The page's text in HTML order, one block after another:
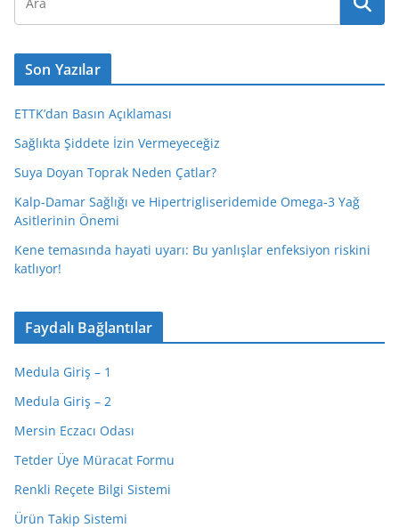
Son Yazılar
ETTK’dan Basın Açıklaması
Sağlıkta Şiddete İzin Vermeyeceğiz
Suya Doyan Toprak Neden Çatlar?
Kalp-Damar Sağlığı ve Hipertrigliseridemide Omega-3 Yağ
Asitlerinin Önemi
Kene temasında hayati uyarı: Bu yanlışlar enfeksiyon riskini
katlıyor!
Faydalı Bağlantılar
Medula Giriş – 1
Medula Giriş – 2
Mersin Eczacı Odası
Tetder Üye Müracat Formu
Renkli Reçete Bilgi Sistemi
Ürün Takip Sistemi